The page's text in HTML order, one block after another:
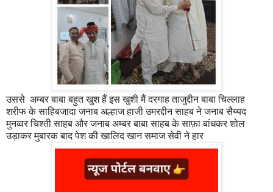
उससे अम्बर बाबा बहुत खुश हैं इस खुशी मैं दरगाह ताजुद्दीन बाबा चिल्लाह
शरीफ के साहिबजादा जनाब अल्हाज हाजी उमरद्दीन साहब ने जनाब सैय्यद
मुनव्वर चिश्ती साहब और जनाब अम्बर बाबा साहब के साफ़ा बांधकर शोल
उड़ाकर मुबारक बाद पेश की खालिद खान समाज सेवी ने हार